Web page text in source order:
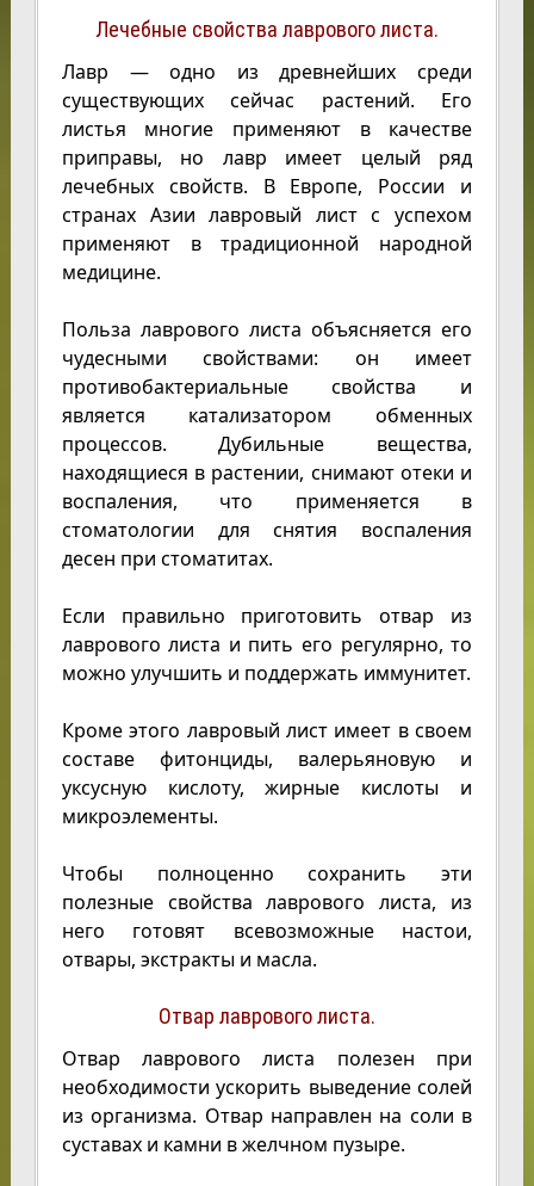
Лечебные свойства лаврового листа.
Лавр — одно из древнейших среди
существующих сейчас растений. Его
листья многие применяют в качестве
приправы, но лавр имеет целый ряд
лечебных свойств. В Европе, России и
странах Азии лавровый лист с успехом
применяют в традиционной народной
медицине.
Польза лаврового листа объясняется его
чудесными свойствами: он имеет
противобактериальные свойства и
является катализатором обменных
процессов. Дубильные вещества,
находящиеся в растении, снимают отеки и
воспаления, что применяется в
стоматологии для снятия воспаления
десен при стоматитах.
Если правильно приготовить отвар из
лаврового листа и пить его регулярно, то
можно улучшить и поддержать иммунитет.
Кроме этого лавровый лист имеет в своем
составе фитонциды, валерьяновую и
уксусную кислоту, жирные кислоты и
микроэлементы.
Чтобы полноценно сохранить эти
полезные свойства лаврового листа, из
него готовят всевозможные настои,
отвары, экстракты и масла.
Отвар лаврового листа.
Отвар лаврового листа полезен при
необходимости ускорить выведение солей
из организма. Отвар направлен на соли в
суставах и камни в желчном пузыре.